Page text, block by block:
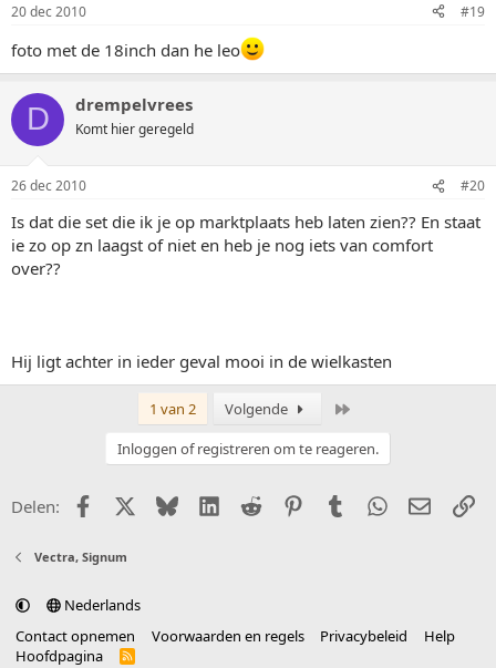
20 dec 2010 #19
foto met de 18inch dan he leo
D drempelvrees
Komt hier geregeld
26 dec 2010 #20
Is dat die set die ik je op marktplaats heb laten zien?? En staat
ie zo op zn laagst of niet en heb je nog iets van comfort
over??
Hij ligt achter in ieder geval mooi in de wielkasten
1 van 2 Volgende
Inloggen of registreren om te reageren.
Delen: FacebookX (Twitter)
BlueskyLinkedIn
Reddit PinterestTumblr WhatsApp
E-mail
Vectra, Signum
Nederlands
Contact opnemen
Voorwaarden en regels Privacybeleid
Help
Hoofdpagina
R